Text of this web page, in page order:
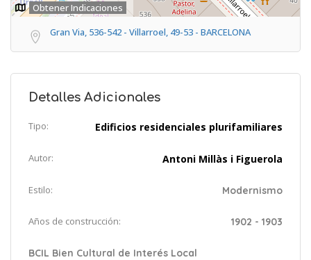
Obtener Indicaciones
Gran Via, 536-542 - Villarroel, 49-53 - BARCELONA
Detalles Adicionales
Tipo: Edificios residenciales plurifamiliares
Autor: Antoni Millàs i Figuerola
Estilo: Modernismo
Años de construcción: 1902 - 1903
BCIL Bien Cultural de Interés Local